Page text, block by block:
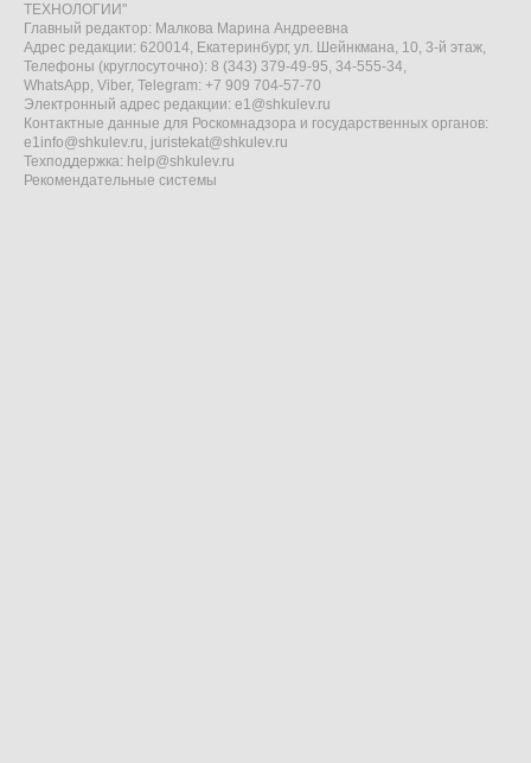
ТЕХНОЛОГИИ"
Главный редактор: Малкова Марина Андреевна
Адрес редакции: 620014, Екатеринбург, ул. Шейнкмана, 10, 3-й этаж,
Телефоны (круглосуточно): 8 (343) 379-49-95, 34-555-34,
WhatsApp, Viber, Telegram: +7 909 704-57-70
Электронный адрес редакции: e1@shkulev.ru
Контактные данные для Роскомнадзора и государственных органов:
e1info@shkulev.ru, juristekat@shkulev.ru
Техподдержка: help@shkulev.ru
Рекомендательные системы